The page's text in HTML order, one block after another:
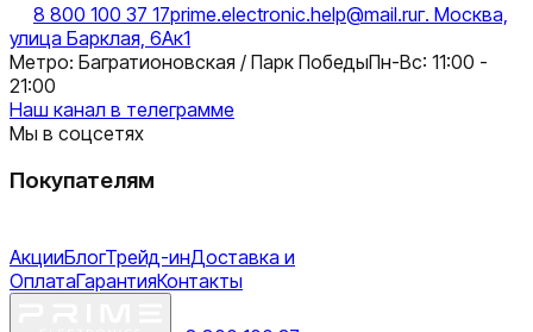
8 800 100 37 17prime.electronic.help@mail.ruг. Москва,
улица Барклая, 6Ак1
Метро: Багратионовская / Парк ПобедыПн-Вс: 11:00 -
21:00
Наш канал в телеграмме
Мы в соцсетях
Покупателям
АкцииБлогТрейд-инДоставка и
ОплатаГарантияКонтакты